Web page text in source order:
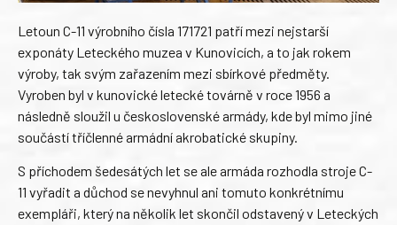
Letoun C-11 výrobního čísla 171721 patří mezi nejstarší
exponáty Leteckého muzea v Kunovicích, a to jak rokem
výroby, tak svým zařazením mezi sbírkové předměty.
Vyroben byl v kunovické letecké továrně v roce 1956 a
následně sloužil u československé armády, kde byl mimo jiné
součástí tříčlenné armádní akrobatické skupiny.
S příchodem šedesátých let se ale armáda rozhodla stroje C-
11 vyřadit a důchod se nevyhnul ani tomuto konkrétnímu
exempláři, který na několik let skončil odstavený v Leteckých